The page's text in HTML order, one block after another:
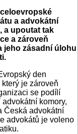
a advokátní
a upoutat tak
a zároveň
jeho zásadní úlohu
den
který je zároveň
se podílí
komory,
Česká advokátní
advokátů je voleno